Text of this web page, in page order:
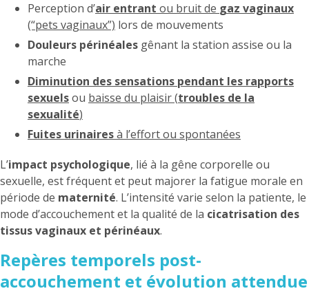
Perception d’air entrant ou bruit de gaz vaginaux
(“pets vaginaux”) lors de mouvements
Douleurs périnéales gênant la station assise ou la
marche
Diminution des sensations pendant les rapports
sexuelsou baisse du plaisir (troubles de la
sexualité)
Fuites urinairesà l’effort ou spontanées
L’impact psychologique, lié à la gêne corporelle ou
sexuelle, est fréquent et peut majorer la fatigue morale en
période de maternité. L’intensité varie selon la patiente, le
mode d’accouchement et la qualité de la cicatrisation des
tissus vaginaux et périnéaux.
Repères temporels post-
accouchement et évolution attendue